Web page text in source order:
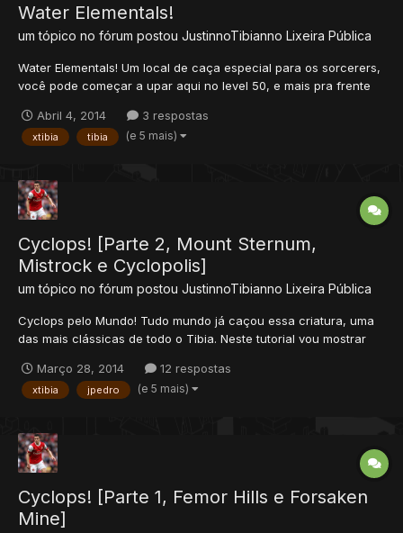
Water Elementals!
um tópico no fórum postou JustinnoTibianno Lixeira Pública
Water Elementals! Um local de caça especial para os sorcerers,
você pode começar a upar aqui no level 50, e mais pra frente
130~140 que a xp continua boa. Informações da Hunt
Localização: Port Hope Respawn: Médio, da pra duas pess...
Abril 4, 2014 3 respostas
xtibia tibia (e 5 mais)
Cyclops! [Parte 2, Mount Sternum,
Mistrock e Cyclopolis]
um tópico no fórum postou JustinnoTibianno Lixeira Pública
Cyclops pelo Mundo! Tudo mundo já caçou essa criatura, uma
das mais clássicas de todo o Tibia. Neste tutorial vou mostrar
famosos cyclops, são eles, Femor Hills, Forsaken Mine, Mount
Sternum, Mistrock e Cyclopolis. - Dividi o tópico em duas...
Março 28, 2014 12 respostas
xtibia jpedro (e 5 mais)
Cyclops! [Parte 1, Femor Hills e Forsaken
Mine]